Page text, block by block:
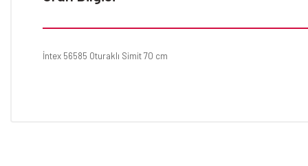
İntex 56585 Oturaklı Simit 70 cm